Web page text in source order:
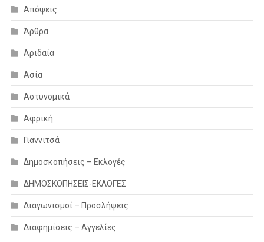
Απόψεις
Άρθρα
Αριδαία
Ασία
Αστυνομικά
Αφρική
Γιαννιτσά
Δημοσκοπήσεις – Εκλογές
ΔΗΜΟΣΚΟΠΗΣΕΙΣ-ΕΚΛΟΓΕΣ
Διαγωνισμοί – Προσλήψεις
Διαφημίσεις – Αγγελίες